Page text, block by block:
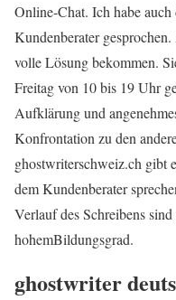
Online-Chat. Ich habe
Kundenberater
volle Lösung bekommen.
Freitag von 10 bis 19 Uhr
Aufklärung und
Konfrontation zu den
ghostwriterschweiz.ch gibt
dem Kundenberater
Verlauf des Schreibens
hohemBildungsgrad.
ghostwriter